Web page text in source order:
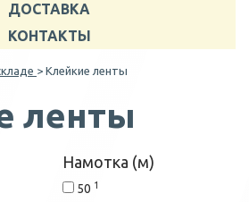
ДОСТАВКА
КОНТАКТЫ
> Клейкие ленты
ленты
Намотка (м)
50 1